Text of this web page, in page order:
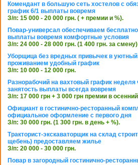
Комендант в большую сеть хостелов с
график 6/1 выплаты вовремя
З/п: 15 000 - 20 000 грн. ( + премии и %).
Повар-универсал обеспечиваем
выплаты вовремя комфортные условия
З/п: 24 000 - 28 000 грн. (1 400 грн. за смену)
Уборщица без вредных привычек в уютный
проживанием удобный график
З/п: 10 000 - 12 000 грн.
Разнорабочий на вахтовый график
занятость выплаты всегда вовремя
З/п: 17 000 грн + 3 000 грн премии в
Официант в гостинично-ресторанный
официальное оформление с первого дня
З/п: 30 000 грн. (1 300 грн. в день + %).
Тракторист-экскаваторщик на склад
щебень) предоставляем жилье
З/п: 20 000 - 30 000 грн.
Повар в загородный гостинично-